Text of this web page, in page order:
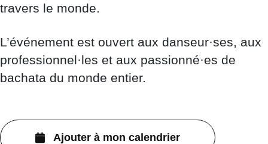
travers le monde.
L’événement est ouvert aux danseur·ses, aux
professionnel·les et aux passionné·es de
bachata du monde entier.
Ajouter à mon calendrier